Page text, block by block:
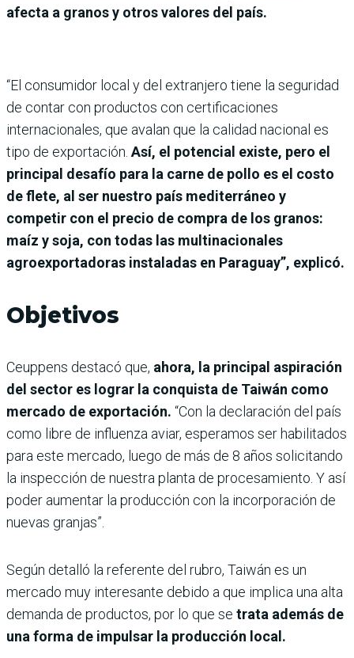
afecta a granos y otros valores del país.
“El consumidor local y del extranjero tiene la seguridad
de contar con productos con certificaciones
internacionales, que avalan que la calidad nacional es
tipo de exportación. Así, el potencial existe, pero el
principal desafío para la carne de pollo es el costo
de flete, al ser nuestro país mediterráneo y
competir con el precio de compra de los granos:
maíz y soja, con todas las multinacionales
agroexportadoras instaladas en Paraguay”, explicó.
Objetivos
Ceuppens destacó que, ahora, la principal aspiración
del sector es lograr la conquista de Taiwán como
mercado de exportación. “Con la declaración del país
como libre de influenza aviar, esperamos ser habilitados
para este mercado, luego de más de 8 años solicitando
la inspección de nuestra planta de procesamiento. Y así
poder aumentar la producción con la incorporación de
nuevas granjas”.
Según detalló la referente del rubro, Taiwán es un
mercado muy interesante debido a que implica una alta
demanda de productos, por lo que se trata además de
una forma de impulsar la producción local.